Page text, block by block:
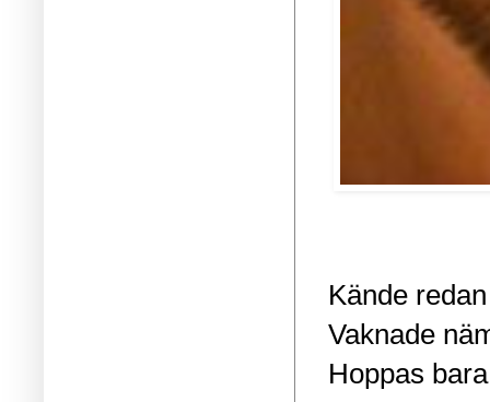
Kände
Vaknade
Hoppas